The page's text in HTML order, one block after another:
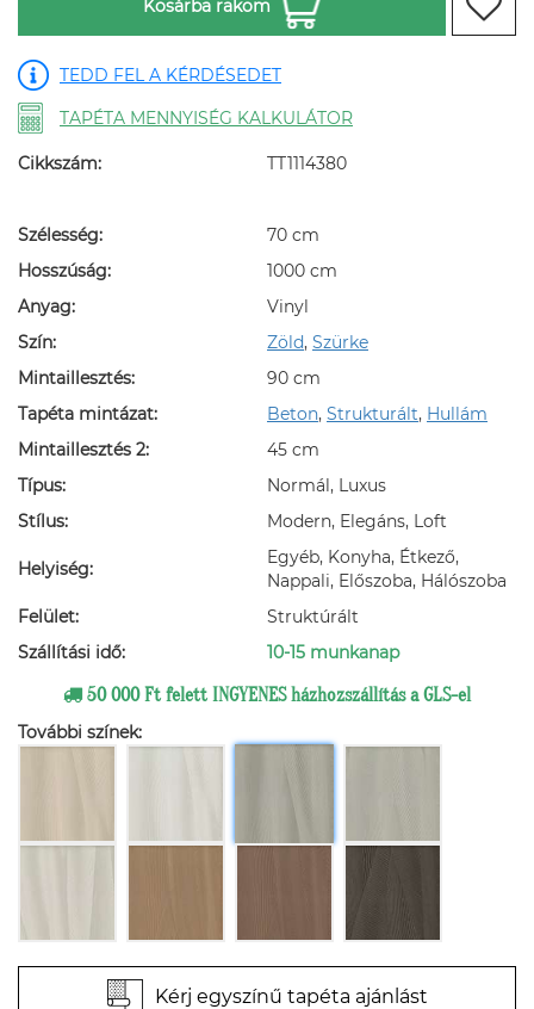
Kosárba rakom
TEDD FEL A KÉRDÉSEDET
TAPÉTA MENNYISÉG KALKULÁTOR
Cikkszám: TT1114380
Szélesség:
70 cm
Hosszúság:
1000 cm
Anyag:
Vinyl
Szín:
Zöld, Szürke
Mintaillesztés:
90 cm
Tapéta mintázat:
Beton, Strukturált, Hullám
Mintaillesztés 2:
45 cm
Típus:
Normál, Luxus
Stílus:
Modern, Elegáns, Loft
Helyiség:
Egyéb, Konyha, Étkező,
Nappali, Előszoba, Hálószoba
Felület:
Struktúrált
Szállítási idő:
10-15 munkanap
50 000 Ft felett INGYENES házhozszállítás a GLS-el
További színek:
Kérj egyszínű tapéta ajánlást